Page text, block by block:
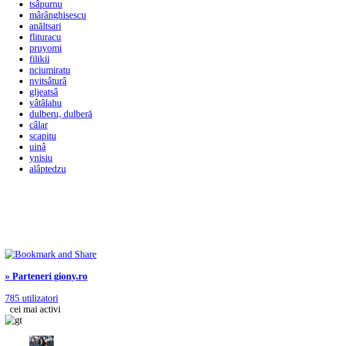
tsâpurnu
mârânghisescu
anăltsari
flituracu
pruyomi
filikii
nciumiratu
nvitsâturâ
gljeatsâ
vâtâlahu
dulberu, dulberă
câlar
scapitu
uinâ
ynisiu
alâptedzu
» Parteneri giony.ro
785 utilizatori
cei mai activi